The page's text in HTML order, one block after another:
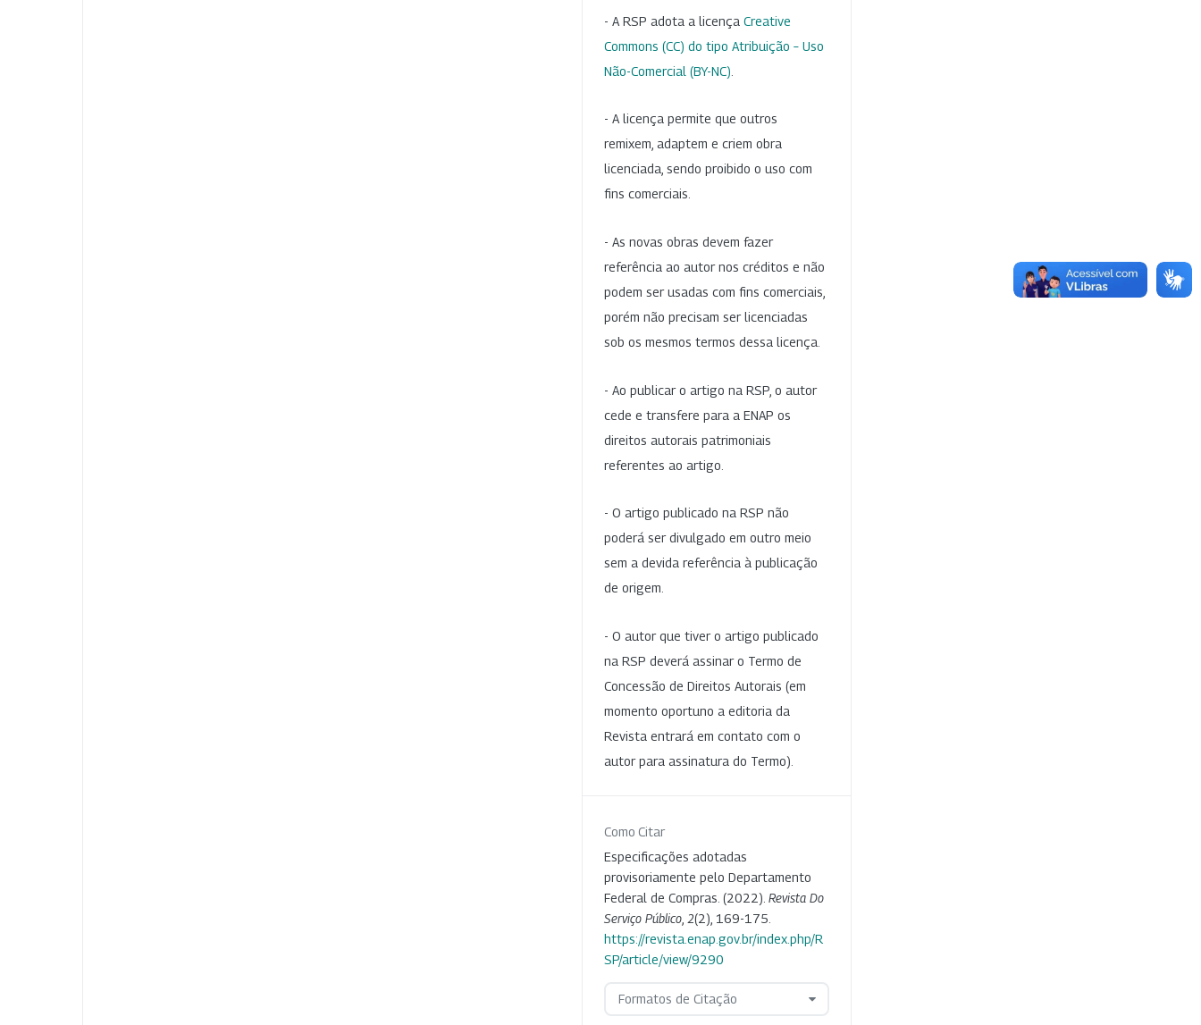
- A RSP adota a licença Creative
Commons (CC) do tipo Atribuição – Uso
Não-Comercial (BY-NC)
- A licença permite que outros
remixem, adaptem e criem obra
licenciada, sendo proibido o uso com
fins comerciais.
- As novas obras devem fazer
referência ao autor nos créditos e não
podem ser usadas com fins comerciais,
porém não precisam ser licenciadas
sob os mesmos termos dessa licença.
- Ao publicar o artigo na RSP, o autor
cede e transfere para a ENAP os
direitos autorais patrimoniais
referentes ao artigo.
- O artigo publicado na RSP não
poderá ser divulgado em outro meio
sem a devida referência à publicação
de origem.
- O autor que tiver o artigo publicado
na RSP deverá assinar o Termo de
Concessão de Direitos Autorais (em
momento oportuno a editoria da
Revista entrará em contato com o
autor para assinatura do Termo).
Como Citar
Especificações adotadas
provisoriamente pelo Departamento
Federal de Compras. (2022). Revista Do
Serviço Público 2(2), 169-175.
https://revista.enap.gov.br/index.php/R
SP/article/view/9290
Formatos de Citação